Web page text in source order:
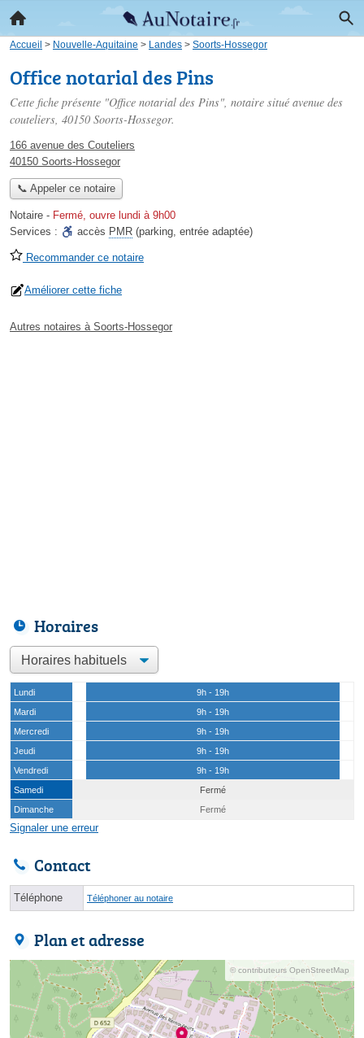
Accueil > Nouvelle-Aquitaine > Landes > Soorts-Hossegor
Office notarial des Pins
Cette fiche présente "Office notarial des Pins", notaire situé avenue des
couteliers, 40150 Soorts-Hossegor.
166 avenue des Couteliers
40150 Soorts-Hossegor
📞 Appeler ce notaire
Notaire - Fermé, ouvre lundi à 9h00
Services :
accès PMR (parking, entrée adaptée)
Recommander ce notaire
Améliorer cette fiche
Autres notaires à Soorts-Hossegor
Horaires
Lundi
9h - 19h
Mardi
9h - 19h
Mercredi
9h - 19h
Jeudi
9h - 19h
Vendredi
9h - 19h
Samedi
Fermé
Dimanche
Fermé
Signaler une erreur
Contact
Téléphone Téléphoner au notaire
Plan et adresse
© contributeurs OpenStreetMap